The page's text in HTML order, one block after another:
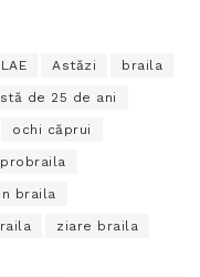
Astăzi braila
de 25 de ani
ochi căprui
probraila
braila
ziare braila